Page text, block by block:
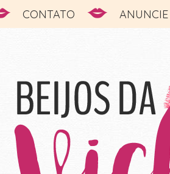
CONTATO ANUNCIE